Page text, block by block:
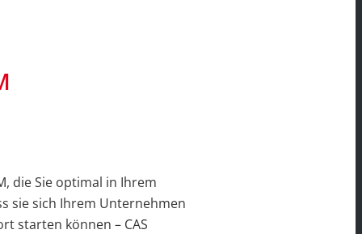
die Sie optimal in Ihrem
sie sich Ihrem Unternehmen
starten können – CAS